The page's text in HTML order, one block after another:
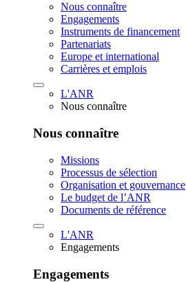
Nous connaître
Engagements
Instruments de financement
Partenariats
Europe et international
Carrières et emplois
L'ANR
Nous connaître
Nous connaître
Missions
Processus de sélection
Organisation et gouvernance
Le budget de l’ANR
Documents de référence
L'ANR
Engagements
Engagements